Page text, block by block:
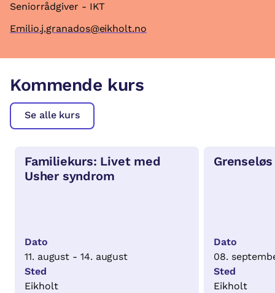
Seniorrådgiver - IKT
Emilio.j.granados@eikholt.no
Kommende kurs
Se alle kurs
Familiekurs: Livet med
Usher syndrom
Dato
11. august - 14. august
Sted
Eikholt
Dato
08.
Sted
Eikholt